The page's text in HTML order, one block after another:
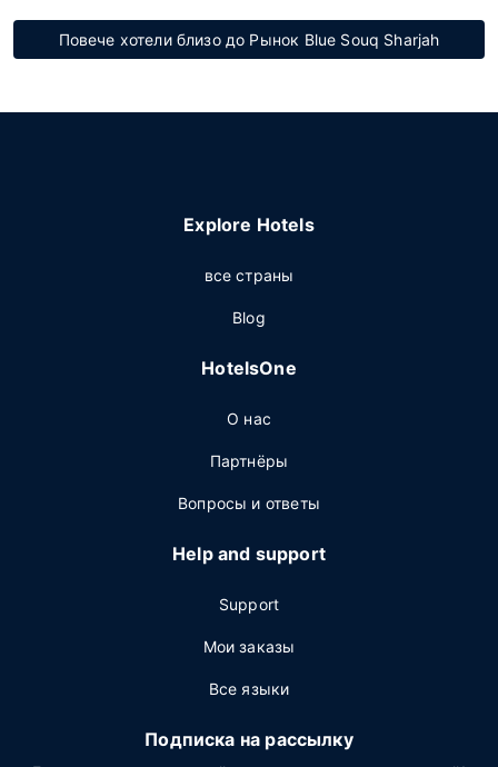
Повече хотели близо до Рынок Blue Souq Sharjah
Explore Hotels
все страны
Blog
HotelsOne
О нас
Партнёры
Вопросы и ответы
Help and support
Support
Мои заказы
Все языки
Подписка на рассылку